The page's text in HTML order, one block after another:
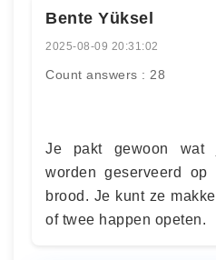
Bente Yüksel
2025-08-09 20:31:02
Count answers : 28
Je pakt gewoon wat
worden geserveerd
brood. Je kunt ze
of twee happen opeten.